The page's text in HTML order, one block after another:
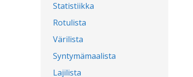
Statistiikka
Rotulista
Värilista
Syntymämaalista
Lajilista